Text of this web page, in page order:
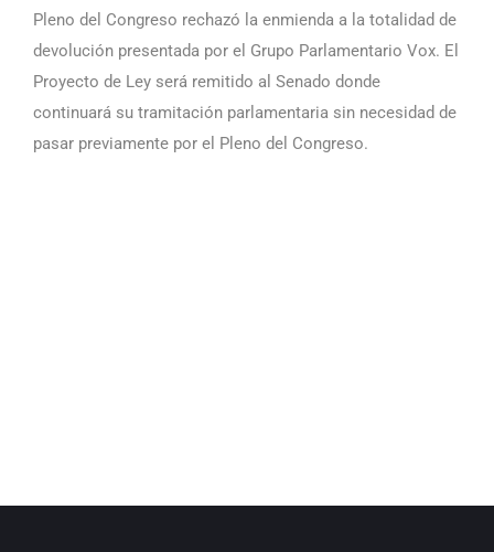
Pleno del Congreso rechazó la enmienda a la totalidad de
devolución presentada por el Grupo Parlamentario Vox. El
Proyecto de Ley será remitido al Senado donde
continuará su tramitación parlamentaria sin necesidad de
pasar previamente por el Pleno del Congreso.